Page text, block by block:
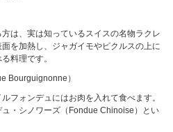
は、実は知っているスイスの名物ラクレ
を加熱し、ジャガイモやピクルスの上に
料理です。
Bourguignonne）
フォンデュにはお肉を入れて食べます。
・シノワーズ（Fondue Chinoise）とい